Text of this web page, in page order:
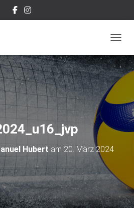
Hubert am 20. März 2024